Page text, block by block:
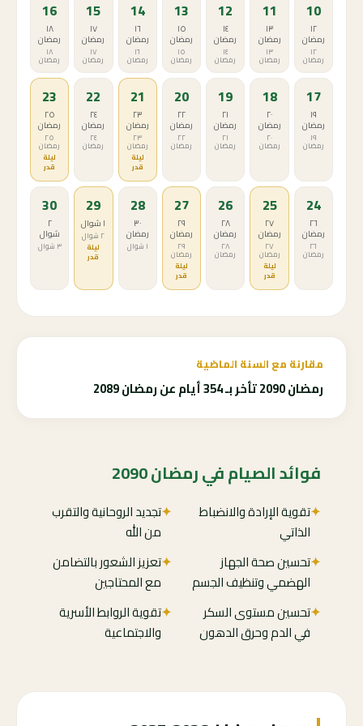
10
١٢
رمضان
١٢
رمضان
11
١٣
رمضان
١٣
رمضان
12
١٤
رمضان
١٤
رمضان
13
١٥
رمضان
١٥
رمضان
14
١٦
رمضان
١٦
رمضان
15
١٧
رمضان
١٧
رمضان
16
١٨
رمضان
١٨
رمضان
17
١٩
رمضان
١٩
رمضان
18
٢٠
رمضان
٢٠
رمضان
19
٢١
رمضان
٢١
رمضان
20
٢٢
رمضان
٢٢
رمضان
21
٢٣
رمضان
٢٣
رمضان
ليلة
قدر
22
٢٤
رمضان
٢٤
رمضان
23
٢٥
رمضان
٢٥
رمضان
ليلة
قدر
24
٢٦
رمضان
٢٦
رمضان
25
٢٧
رمضان
٢٧
رمضان
ليلة
قدر
26
٢٨
رمضان
٢٨
رمضان
27
٢٩
رمضان
٢٩
رمضان
ليلة
قدر
28
٣٠
رمضان
١ شوال
29
١ شوال
٢ شوال
ليلة
قدر
30
٢
شوال
٣ شوال
مقارنة مع السنة الماضية
رمضان 2090 تأخر بـ 354 أيام عن رمضان 2089
فوائد الصيام في رمضان 2090
✦تقوية الإرادة والانضباط
الذاتي
✦تجديد الروحانية والتقرب
من الله
✦تحسين صحة الجهاز
الهضمي وتنظيف الجسم
✦تعزيز الشعور بالتضامن
مع المحتاجين
✦تحسين مستوى السكر
في الدم وحرق الدهون
✦تقوية الروابط الأسرية
والاجتماعية